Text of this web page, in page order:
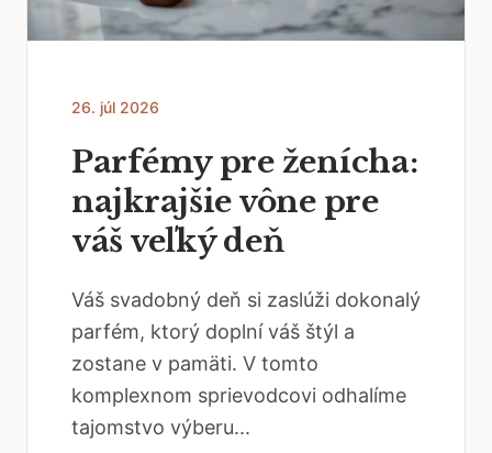
26. júl 2026
Parfémy pre ženícha:
najkrajšie vône pre
váš veľký deň
Váš svadobný deň si zaslúži dokonalý
parfém, ktorý doplní váš štýl a
zostane v pamäti. V tomto
komplexnom sprievodcovi odhalíme
tajomstvo výberu...